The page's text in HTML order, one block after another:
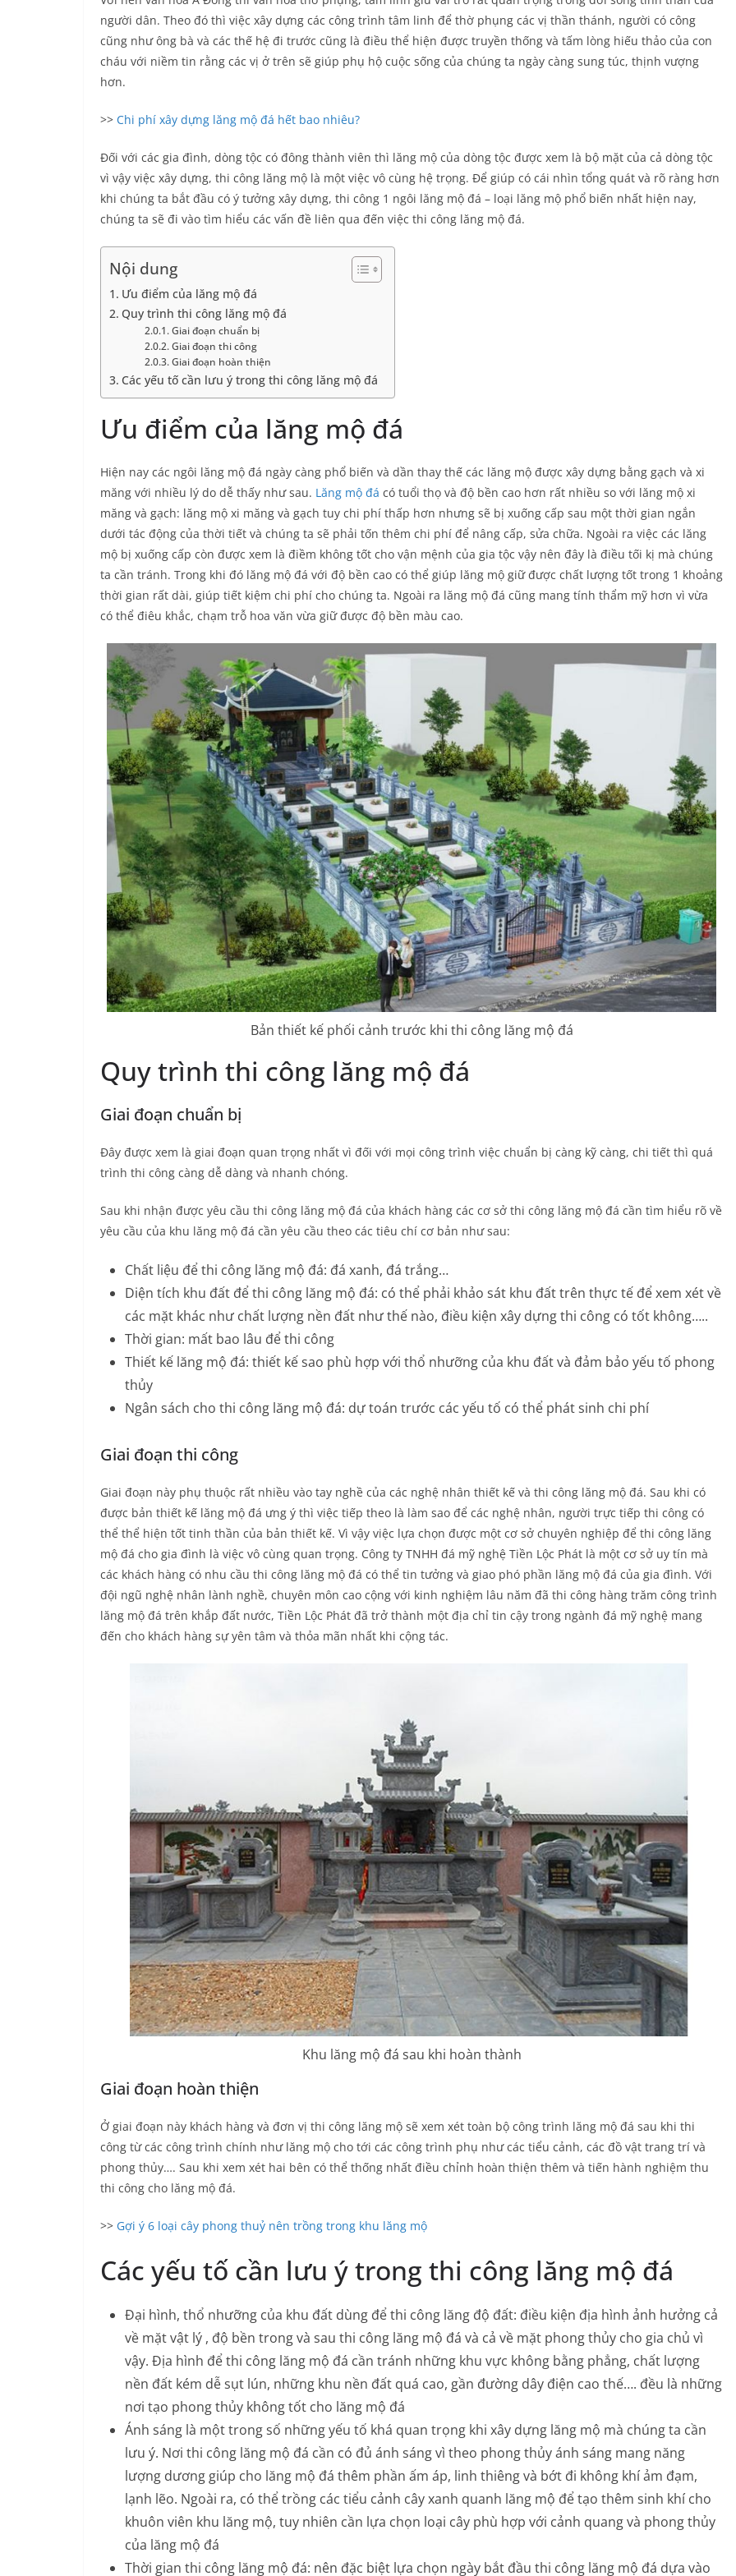
người dân. Theo đó thì việc xây dựng các công trình tâm linh để thờ phụng các vị thần thánh, người có công
cũng như ông bà và các thế hệ đi trước cũng là điều thể hiện được truyền thống và tấm lòng hiếu thảo của con
cháu với niềm tin rằng các vị ở trên sẽ giúp phụ hộ cuộc sống của chúng ta ngày càng sung túc, thịnh vượng
hơn.
>> Chi phí xây dựng lăng mộ đá hết bao nhiêu?
Đối với các gia đình, dòng tộc có đông thành viên thì lăng mộ của dòng tộc được xem là bộ mặt của cả dòng tộc
vì vậy việc xây dựng, thi công lăng mộ là một việc vô cùng hệ trọng. Để giúp có cái nhìn tổng quát và rõ ràng hơn
khi chúng ta bắt đầu có ý tưởng xây dựng, thi công 1 ngôi lăng mộ đá – loại lăng mộ phổ biến nhất hiện nay,
chúng ta sẽ đi vào tìm hiểu các vấn đề liên qua đến việc thi công lăng mộ đá.
Nội dung
Ưu điểm của lăng mộ đá
Quy trình thi công lăng mộ đá
Giai đoạn chuẩn bị
Giai đoạn thi công
Giai đoạn hoàn thiện
Các yếu tố cần lưu ý trong thi công lăng mộ đá
Ưu điểm của lăng mộ đá
Hiện nay các ngôi lăng mộ đá ngày càng phổ biến và dần thay thế các lăng mộ được xây dựng bằng gạch và xi
măng với nhiều lý do dễ thấy như sau. Lăng mộ đá có tuổi thọ và độ bền cao hơn rất nhiều so với lăng mộ xi
măng và gạch: lăng mộ xi măng và gạch tuy chi phí thấp hơn nhưng sẽ bị xuống cấp sau một thời gian ngắn
dưới tác động của thời tiết và chúng ta sẽ phải tốn thêm chi phí để nâng cấp, sửa chữa. Ngoài ra việc các lăng
mộ bị xuống cấp còn được xem là điềm không tốt cho vận mệnh của gia tộc vậy nên đây là điều tối kị mà chúng
ta cần tránh. Trong khi đó lăng mộ đá với độ bền cao có thể giúp lăng mộ giữ được chất lượng tốt trong 1 khoảng
thời gian rất dài, giúp tiết kiệm chi phí cho chúng ta. Ngoài ra lăng mộ đá cũng mang tính thẩm mỹ hơn vì vừa
có thể điêu khắc, chạm trỗ hoa văn vừa giữ được độ bền màu cao.
Bản thiết kế phối cảnh trước khi thi công lăng mộ đá
Quy trình thi công lăng mộ đá
Giai đoạn chuẩn bị
Đây được xem là giai đoạn quan trọng nhất vì đối với mọi công trình việc chuẩn bị càng kỹ càng, chi tiết thì quá
trình thi công càng dễ dàng và nhanh chóng.
Sau khi nhận được yêu cầu thi công lăng mộ đá của khách hàng các cơ sở thi công lăng mộ đá cần tìm hiểu rõ về
yêu cầu của khu lăng mộ đá cần yêu cầu theo các tiêu chí cơ bản như sau:
Chất liệu để thi công lăng mộ đá: đá xanh, đá trắng…
Diện tích khu đất để thi công lăng mộ đá: có thể phải khảo sát khu đất trên thực tế để xem xét về
các mặt khác như chất lượng nền đất như thế nào, điều kiện xây dựng thi công có tốt không…..
Thời gian: mất bao lâu để thi công
Thiết kế lăng mộ đá: thiết kế sao phù hợp với thổ nhưỡng của khu đất và đảm bảo yếu tố phong
thủy
Ngân sách cho thi công lăng mộ đá: dự toán trước các yếu tố có thể phát sinh chi phí
Giai đoạn thi công
Giai đoạn này phụ thuộc rất nhiều vào tay nghề của các nghệ nhân thiết kế và thi công lăng mộ đá. Sau khi có
được bản thiết kế lăng mộ đá ưng ý thì việc tiếp theo là làm sao để các nghệ nhân, người trực tiếp thi công có
thể thể hiện tốt tinh thần của bản thiết kế. Vì vậy việc lựa chọn được một cơ sở chuyên nghiệp để thi công lăng
mộ đá cho gia đình là việc vô cùng quan trọng. Công ty TNHH đá mỹ nghệ Tiền Lộc Phát là một cơ sở uy tín mà
các khách hàng có nhu cầu thi công lăng mộ đá có thể tin tưởng và giao phó phần lăng mộ đá của gia đình. Với
đội ngũ nghệ nhân lành nghề, chuyên môn cao cộng với kinh nghiệm lâu năm đã thi công hàng trăm công trình
lăng mộ đá trên khắp đất nước, Tiền Lộc Phát đã trở thành một địa chỉ tin cậy trong ngành đá mỹ nghệ mang
đến cho khách hàng sự yên tâm và thỏa mãn nhất khi cộng tác.
Khu lăng mộ đá sau khi hoàn thành
Giai đoạn hoàn thiện
Ở giai đoạn này khách hàng và đơn vị thi công lăng mộ sẽ xem xét toàn bộ công trình lăng mộ đá sau khi thi
công từ các công trình chính như lăng mộ cho tới các công trình phụ như các tiểu cảnh, các đồ vật trang trí và
phong thủy…. Sau khi xem xét hai bên có thể thống nhất điều chỉnh hoàn thiện thêm và tiến hành nghiệm thu
thi công cho lăng mộ đá.
>> Gợi ý 6 loại cây phong thuỷ nên trồng trong khu lăng mộ
Các yếu tố cần lưu ý trong thi công lăng mộ đá
Đại hình, thổ nhưỡng của khu đất dùng để thi công lăng độ đất: điều kiện địa hình ảnh hưởng cả
về mặt vật lý , độ bền trong và sau thi công lăng mộ đá và cả về mặt phong thủy cho gia chủ vì
vậy. Địa hình để thi công lăng mộ đá cần tránh những khu vực không bằng phẳng, chất lượng
nền đất kém dễ sụt lún, những khu nền đất quá cao, gần đường dây điện cao thế…. đều là những
nơi tạo phong thủy không tốt cho lăng mộ đá
Ánh sáng là một trong số những yếu tố khá quan trọng khi xây dựng lăng mộ mà chúng ta cần
lưu ý. Nơi thi công lăng mộ đá cần có đủ ánh sáng vì theo phong thủy ánh sáng mang năng
lượng dương giúp cho lăng mộ đá thêm phần ấm áp, linh thiêng và bớt đi không khí ảm đạm,
lạnh lẽo. Ngoài ra, có thể trồng các tiểu cảnh cây xanh quanh lăng mộ để tạo thêm sinh khí cho
khuôn viên khu lăng mộ, tuy nhiên cần lựa chọn loại cây phù hợp với cảnh quang và phong thủy
của lăng mộ đá
Thời gian thi công lăng mộ đá: nên đặc biệt lựa chọn ngày bắt đầu thi công lăng mộ đá dựa vào